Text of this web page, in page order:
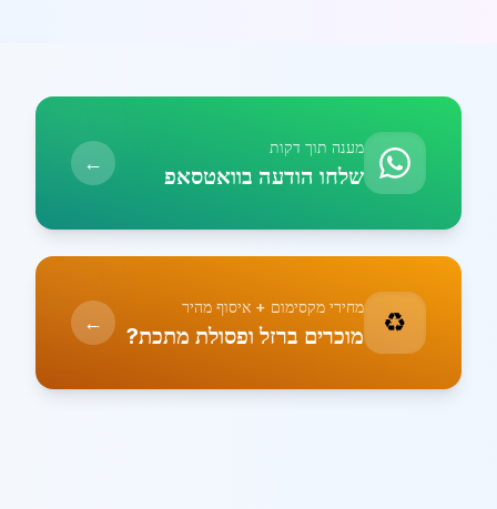
מענה תוך דקות
שלחו הודעה בוואטסאפ ←
♻️ מחירי מקסימום + איסוף מהיר
מוכרים ברזל ופסולת מתכת? ←